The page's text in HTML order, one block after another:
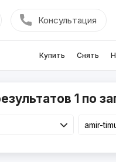
Консультация
Купить Снять
1 по